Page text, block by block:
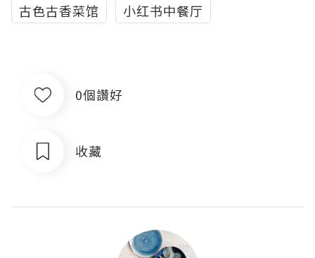
古色古香菜馆
小红书中餐厅
0個讚好
收藏